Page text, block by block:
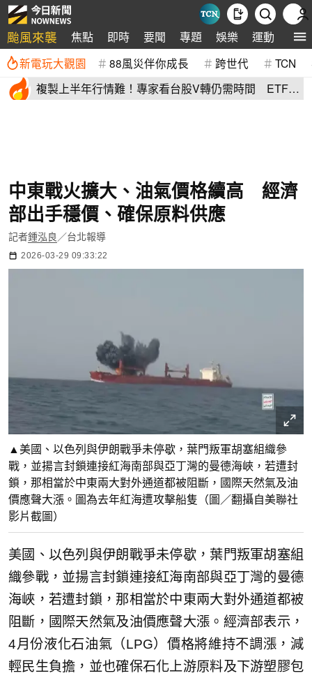
颱風來襲 焦點 即時 要聞 專題 娛樂 運動 全球
新電玩大觀園 88風災伴你成長 跨世代 TCN
複製上半年行情難！專家看台股V轉仍需時間 ETF這
中東戰火擴大、油氣價格續高 經濟
部出手穩價、確保原料供應
記者鍾泓良 ／台北報導
2026-03-29 09:33:22
▲美國、以色列與伊朗戰爭未停歇，葉門叛軍胡塞組織參
戰，並揚言封鎖連接紅海南部與亞丁灣的曼德海峽，若遭封
鎖，那相當於中東兩大對外通道都被阻斷，國際天然氣及油
價應聲大漲。圖為去年紅海遭攻擊船隻（圖／翻攝自美聯社
影片截圖）
美國、以色列與伊朗戰爭未停歇，葉門叛軍胡塞組
織參戰，並揚言封鎖連接紅海南部與亞丁灣的曼德
海峽，若遭封鎖，那相當於中東兩大對外通道都被
阻斷，國際天然氣及油價應聲大漲。經濟部表示，
4月份液化石油氣（LPG）價格將維持不調漲，減
輕民生負擔，並也確保石化上游原料及下游塑膠包